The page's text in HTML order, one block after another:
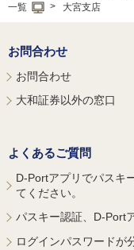
一覧
大宮支店
お問合わせ
お問合わせ
大和証券以外の窓口
よくあるご質問
D-Portアプリでパスキ
てください。
パスキー認証、D-Port
ログインパスワードが